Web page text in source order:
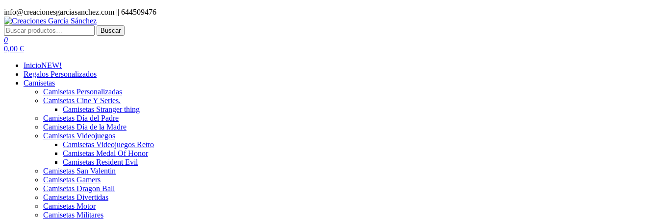
Saltar
al
contenido
info@creacionesgarciasanchez.com || 644509476
Creaciones García Sánchez
regalos personalizados
Buscar
por:
Buscar
0
0,00 €
InicioNEW!
Regalos Personalizados
Camisetas
Camisetas Personalizadas
Camisetas Cine Y Series.
Camisetas Stranger thing
Camisetas Día del Padre
Camisetas Día de la Madre
Camisetas Videojuegos
Camisetas Videojuegos Retro
Camisetas Medal Of Honor
Camisetas Resident Evil
Camisetas San Valentin
Camisetas Gamers
Camisetas Dragon Ball
Camisetas Divertidas
Camisetas Motor
Camisetas Militares